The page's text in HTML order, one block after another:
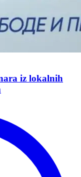
iz lokalnih